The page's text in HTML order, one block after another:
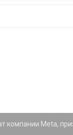
Meta,